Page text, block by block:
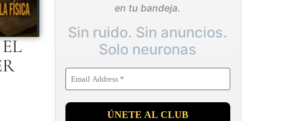
en tu bandeja.
Sin ruido. Sin anuncios.
Solo neuronas